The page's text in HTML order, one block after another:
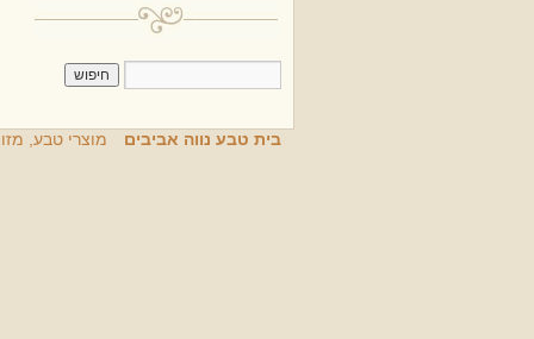
בית טבע נווה אביבים מוצרי טבע,